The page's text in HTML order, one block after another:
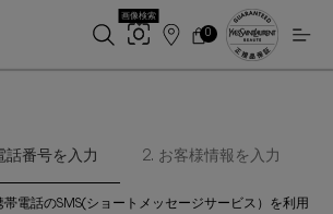
画像検索
店
カ
0
0 カート内の製品
話番号を入力 2. お客様情報を入力
電話のSMS(ショートメッセージサービス）を利用